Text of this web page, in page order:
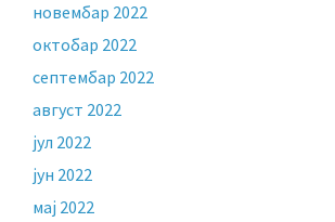
новембар 2022
октобар 2022
септембар 2022
август 2022
јул 2022
јун 2022
мај 2022